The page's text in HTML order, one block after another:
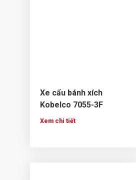
Xe cẩu bánh xích
Kobelco 7055-3F
Xem chi tiết